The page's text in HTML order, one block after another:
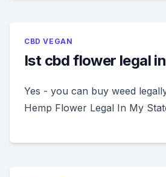
CBD VEGAN
Ist cbd flower legal
Yes - you can buy weed
Hemp Flower Legal In My